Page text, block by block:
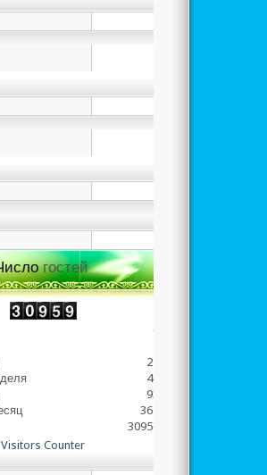
гостей
685
2235
4634
9381
36798
3095689
Visitors Counter